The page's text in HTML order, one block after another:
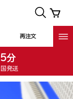
再注文
分
国発送